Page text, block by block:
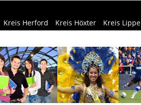
Kreis Herford Kreis Höxter Kreis Lippe